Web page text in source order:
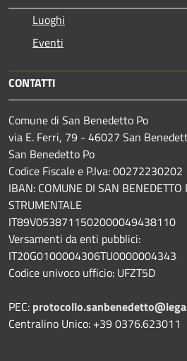
Luoghi
Eventi
CONTATTI
Comune di San Benedetto Po
via E. Ferri, 79 - 46027 San
San Benedetto Po
Codice Fiscale e P.Iva: 00272230202
IBAN: COMUNE DI SAN BENEDETTO
STRUMENTALE
IT89V0538711502000049438110
Versamenti da enti pubblici:
IT20G0100004306TU0000004343
Codice univoco ufficio: UFZT5D
PEC:
Centralino Unico: +39 0376.623011